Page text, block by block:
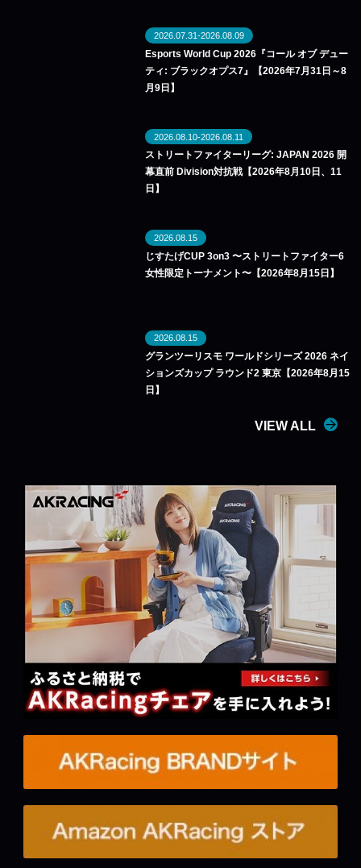
2026.07.31-2026.08.09
Esports World Cup 2026『コール オブ デュー
ティ: ブラックオプス7』【2026年7月31日～8
月9日】
2026.08.10-2026.08.11
ストリートファイターリーグ: JAPAN 2026 開
幕直前 Division対抗戦【2026年8月10日、11
日】
2026.08.15
じすたげCUP 3on3 〜ストリートファイター6
女性限定トーナメント〜【2026年8月15日】
2026.08.15
グランツーリスモ ワールドシリーズ 2026 ネイ
ションズカップ ラウンド2 東京【2026年8月15
日】
VIEW ALL